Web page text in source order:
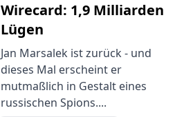
Wirecard: 1,9 Milliarden
Lügen
Jan Marsalek ist zurück - und
dieses Mal erscheint er
mutmaßlich in Gestalt eines
russischen Spions....